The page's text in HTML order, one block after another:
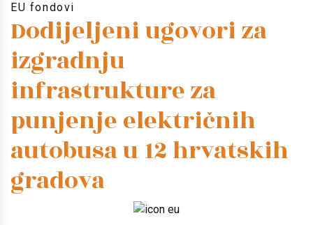
EU fondovi
Dodijeljeni ugovori za
izgradnju
infrastrukture za
punjenje električnih
autobusa u 12 hrvatskih
gradova